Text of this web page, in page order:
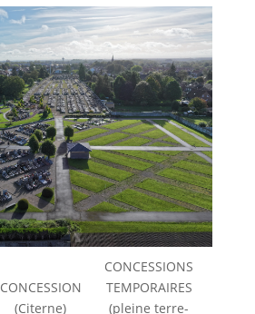
CONCESSION
(Citerne)
CONCESSIONS
TEMPORAIRES
(pleine terre-